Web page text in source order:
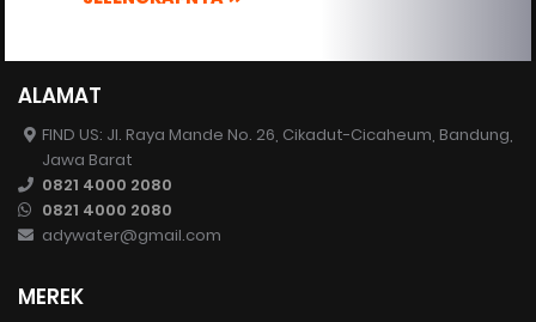
ALAMAT
FIND US: Jl. Raya Mande No. 26, Cikadut-Cicaheum, Bandung,
Jawa Barat
0821 4000 2080
0821 4000 2080
adywater@gmail.com
MEREK